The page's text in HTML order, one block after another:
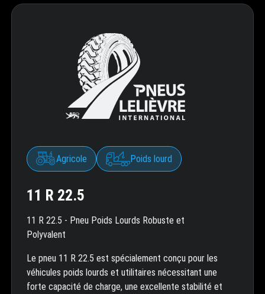
Agricole Poids lourd
11 R 22.5
11 R 22.5 - Pneu Poids Lourds Robuste et
Polyvalent
Le pneu 11 R 22.5 est spécialement conçu pour les
véhicules poids lourds et utilitaires nécessitant une
forte capacité de charge, une excellente stabilité et